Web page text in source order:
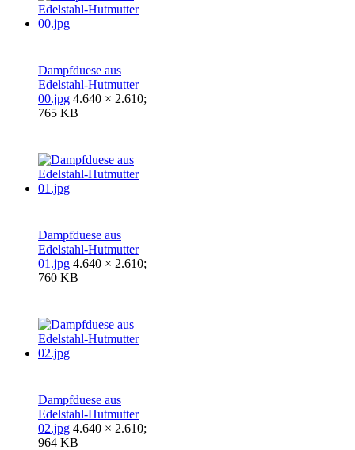
Dampfduese aus
Edelstahl-Hutmutter
00.jpg 4.640 × 2.610;
765 KB
Dampfduese aus
Edelstahl-Hutmutter
01.jpg 4.640 × 2.610;
760 KB
Dampfduese aus
Edelstahl-Hutmutter
02.jpg 4.640 × 2.610;
964 KB